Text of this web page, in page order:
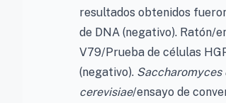
resultados obtenidos
de DNA (negativo). Ratón/
V79/Prueba de células
(negativo). Saccharomyces
cerevisiae/ensayo de